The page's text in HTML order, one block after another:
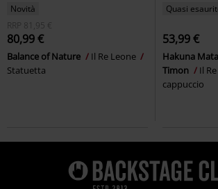
Novità
RRP
81,95 €
80,99 €
Balance of Nature
Il Re Leone
Statuetta
Quasi
53,99 €
Hakuna
Timon
Il
cappuccio